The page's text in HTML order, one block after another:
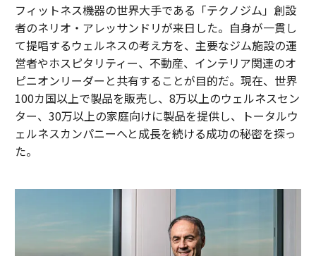
フィットネス機器の世界大手である「テクノジム」創設
者のネリオ・アレッサンドリが来日した。自身が一貫し
て提唱するウェルネスの考え方を、主要なジム施設の運
営者やホスピタリティー、不動産、インテリア関連のオ
ピニオンリーダーと共有することが目的だ。現在、世界
100カ国以上で製品を販売し、8万以上のウェルネスセン
ター、30万以上の家庭向けに製品を提供し、トータルウ
ェルネスカンパニーへと成長を続ける成功の秘密を探っ
た。